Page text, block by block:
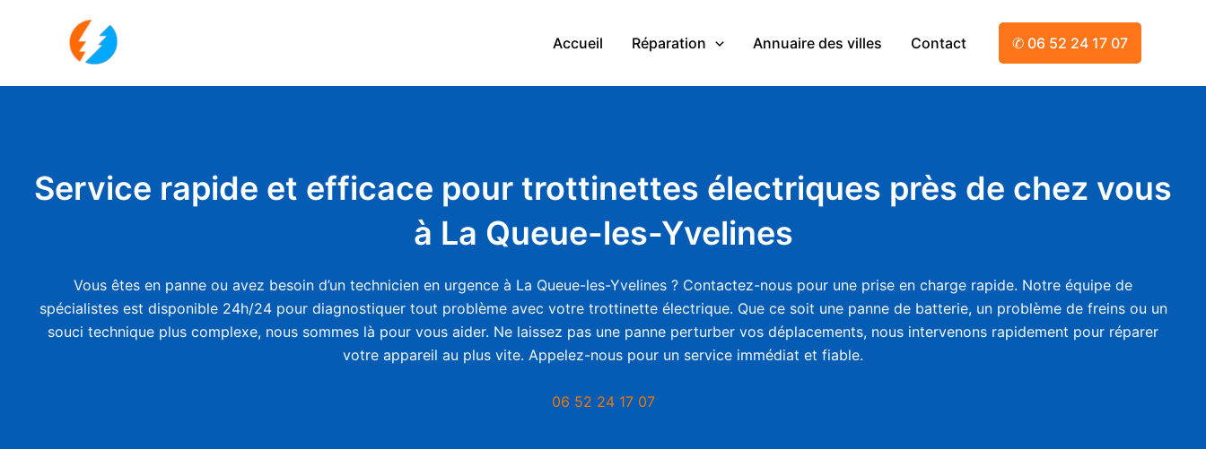
Accueil Réparation Annuaire des villes Contact ✆ 06 52 24 17 07
Service rapide et efficace pour trottinettes électriques près de chez vous
à La Queue-les-Yvelines
Vous êtes en panne ou avez besoin d’un technicien en urgence à La Queue-les-Yvelines ? Contactez-nous pour une prise en charge rapide. Notre équipe de
spécialistes est disponible 24h/24 pour diagnostiquer tout problème avec votre trottinette électrique. Que ce soit une panne de batterie, un problème de freins ou un
souci technique plus complexe, nous sommes là pour vous aider. Ne laissez pas une panne perturber vos déplacements, nous intervenons rapidement pour réparer
votre appareil au plus vite. Appelez-nous pour un service immédiat et fiable.
06 52 24 17 07